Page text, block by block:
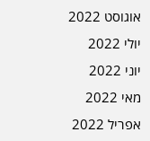
אוגוסט 2022
יולי 2022
יוני 2022
מאי 2022
אפריל 2022